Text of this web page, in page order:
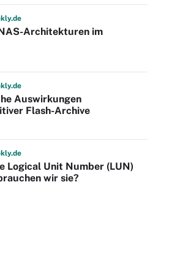
.de
Architekturen im
.de
Auswirkungen
Flash-Archive
.de
Logical Unit Number (LUN)
wir sie?